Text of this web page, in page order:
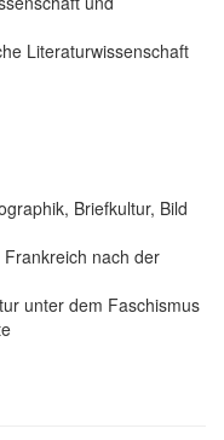
Literaturwissenschaft
Briefkultur, Bild
nach der
unter dem Faschismus